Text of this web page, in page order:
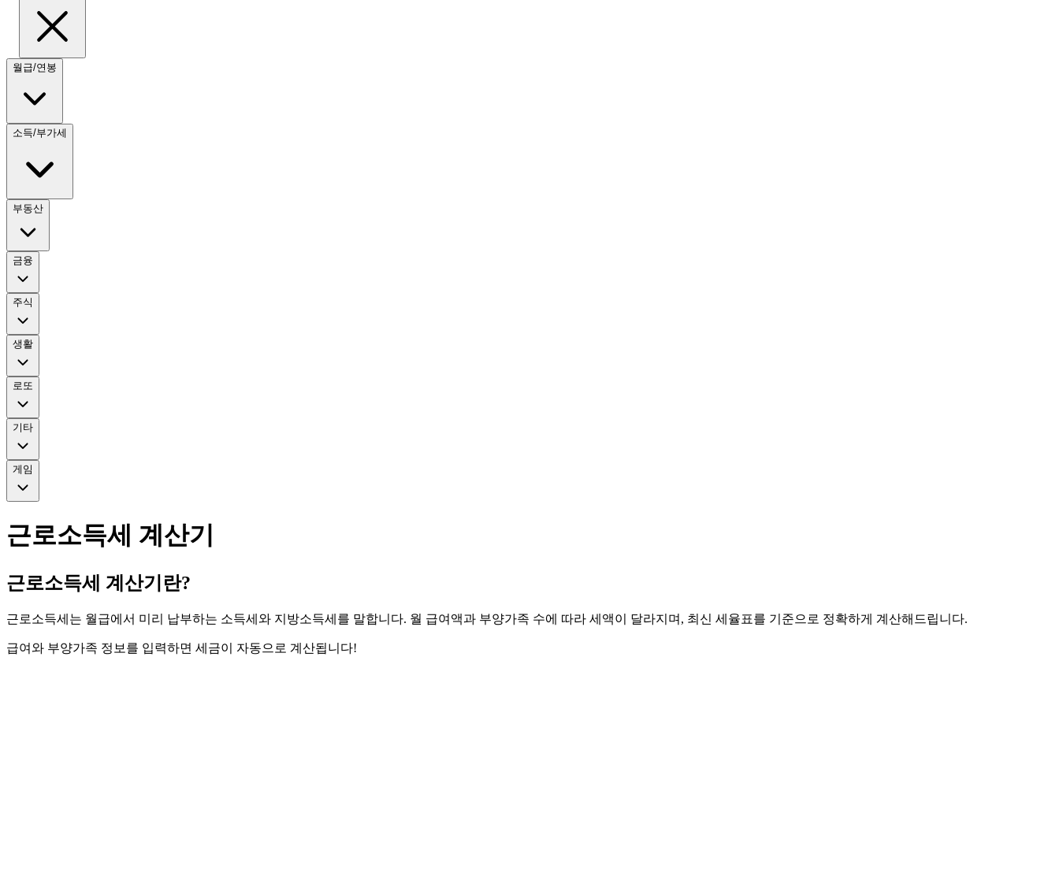
월급/연봉
소득/부가세
부동산
금융
주식
생활
로또
기타
게임
근로소득세 계산기
근로소득세 계산기란?
근로소득세는 월급에서 미리 납부하는 소득세와 지방소득세를 말합니다. 월 급여액과 부양가족 수에 따라 세액이 달라지며, 최신 세율표를 기준으로 정확하게 계산해드립니다.
급여와 부양가족 정보를 입력하면 세금이 자동으로 계산됩니다!